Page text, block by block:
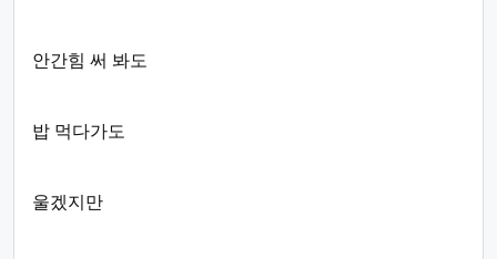
안간힘 써 봐도
밥 먹다가도
울겠지만